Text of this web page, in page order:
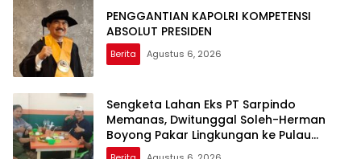
PENGGANTIAN KAPOLRI KOMPETENSI
ABSOLUT PRESIDEN
Berita Agustus 6, 2026
Sengketa Lahan Eks PT Sarpindo
Memanas, Dwitunggal Soleh-Herman
Boyong Pakar Lingkungan ke Pulau
Rupat